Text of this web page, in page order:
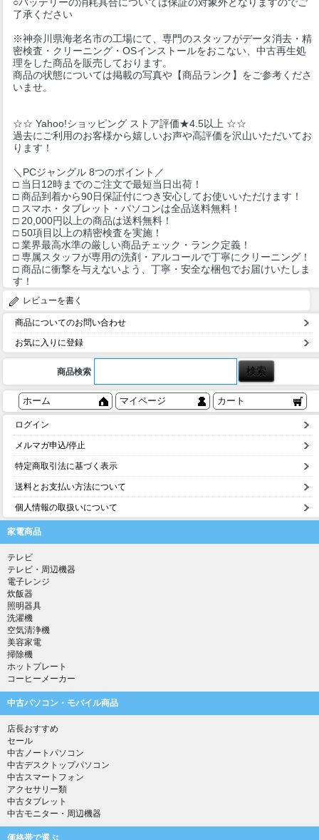
了承ください
※神奈川県海老名市の工場にて、専門のスタッフがデータ消去・精
密検査・クリーニング・OSインストールをおこない、中古再生処
理をした商品を販売しております。
商品の状態については掲載の写真や【商品ランク】をご参考くださ
いませ。
☆☆ Yahoo!ショッピング ストア評価★4.5以上 ☆☆
過去にご利用のお客様から嬉しいお声や高評価を沢山いただいてお
ります！
＼PCジャングル 8つのポイント／
□ 当日12時までのご注文で最短当日出荷！
□ 商品到着から90日保証付につき安心してお使いいただけます！
□ スマホ・タブレット・パソコンは全品送料無料！
□ 20,000円以上の商品は送料無料！
□ 50項目以上の精密検査を実施！
□ 業界最高水準の厳しい商品チェック・ランク定義！
□ 専属スタッフが専用の洗剤・アルコールで丁寧にクリーニング！
□ 商品に衝撃を与えないよう、丁寧・安全な梱包でお届けいたしま
す！
レビューを書く
商品についてのお問い合わせ
お気に入りに登録
商品検索
ホーム マイページ カート
ログイン
メルマガ申込/停止
特定商取引法に基づく表示
送料とお支払い方法について
個人情報の取扱いについて
家電商品
テレビ
テレビ・周辺機器
電子レンジ
炊飯器
照明器具
洗濯機
空気清浄機
美容家電
掃除機
ホットプレート
コーヒーメーカー
中古パソコン・モバイル商品
店長おすすめ
セール
中古ノートパソコン
中古デスクトップパソコン
中古スマートフォン
アクセサリー類
中古タブレット
中古モニター・周辺機器
価格帯で選ぶ